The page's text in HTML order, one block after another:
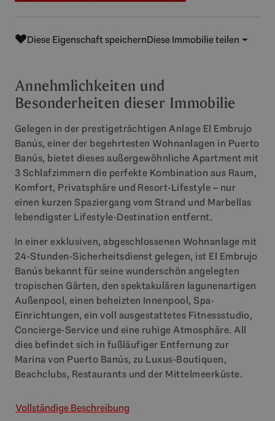
Diese Eigenschaft speichernDiese Immobilie teilen
Annehmlichkeiten und
Besonderheiten dieser Immobilie
Gelegen in der prestigeträchtigen Anlage El Embrujo
Banús, einer der begehrtesten Wohnanlagen in Puerto
Banús, bietet dieses außergewöhnliche Apartment mit
3 Schlafzimmern die perfekte Kombination aus Raum,
Komfort, Privatsphäre und Resort-Lifestyle – nur
einen kurzen Spaziergang vom Strand und Marbellas
lebendigster Lifestyle-Destination entfernt.
In einer exklusiven, abgeschlossenen Wohnanlage mit
24-Stunden-Sicherheitsdienst gelegen, ist El Embrujo
Banús bekannt für seine wunderschön angelegten
tropischen Gärten, den spektakulären lagunenartigen
Außenpool, einen beheizten Innenpool, Spa-
Einrichtungen, ein voll ausgestattetes Fitnessstudio,
Concierge-Service und eine ruhige Atmosphäre. All
dies befindet sich in fußläufiger Entfernung zur
Marina von Puerto Banús, zu Luxus-Boutiquen,
Beachclubs, Restaurants und der Mittelmeerküste.
Vollständige Beschreibung